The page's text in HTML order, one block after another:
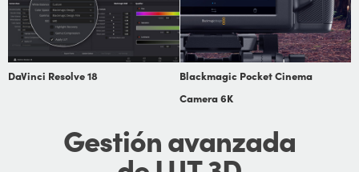
DaVinci Resolve 18
Blackmagic Pocket Cinema
Camera 6K
Gestiónavanzada